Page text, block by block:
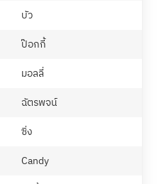
บัว
ป๊อกกี้
มอลลี่
ฉัตรพจน์
ซิ่ง
Candy